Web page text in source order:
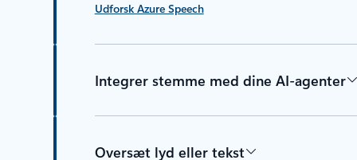
Udforsk Azure Speech
Integrer stemme med dine AI-agenter
Oversæt lyd eller tekst